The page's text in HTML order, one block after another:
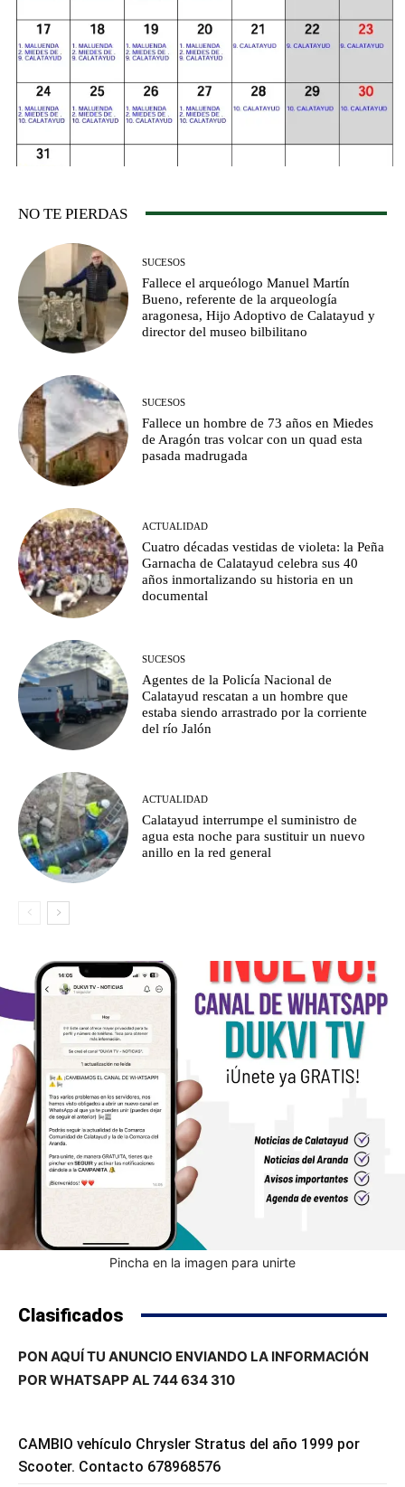
NO TE PIERDAS
SUCESOS
Fallece el arqueólogo Manuel Martín
Bueno, referente de la arqueología
aragonesa, Hijo Adoptivo de Calatayud y
director del museo bilbilitano
SUCESOS
Fallece un hombre de 73 años en Miedes
de Aragón tras volcar con un quad esta
pasada madrugada
ACTUALIDAD
Cuatro décadas vestidas de violeta: la Peña
Garnacha de Calatayud celebra sus 40
años inmortalizando su historia en un
documental
SUCESOS
Agentes de la Policía Nacional de
Calatayud rescatan a un hombre que
estaba siendo arrastrado por la corriente
del río Jalón
ACTUALIDAD
Calatayud interrumpe el suministro de
agua esta noche para sustituir un nuevo
anillo en la red general
Pincha en la imagen para unirte
Clasificados
PON AQUÍ TU ANUNCIO ENVIANDO LA INFORMACIÓN
POR WHATSAPP AL 744 634 310
CAMBIO vehículo Chrysler Stratus del año 1999 por
Scooter. Contacto 678968576